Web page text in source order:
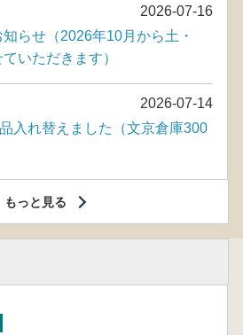
2026-07-16
らせ（2026年10月から土・
いただきます）
2026-07-14
入れ替えました（文京倉庫300
もっと見る